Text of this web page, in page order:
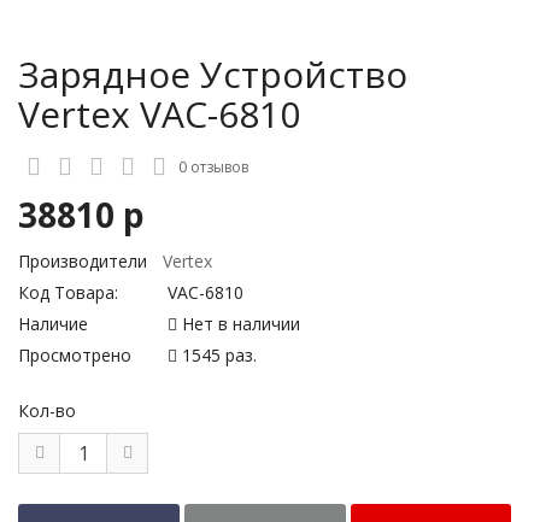
Зарядное Устройство
Vertex VAC-6810
0 отзывов
38810 р
Производители
Vertex
Код Товара:
VAC-6810
Наличие
Нет в наличии
Просмотрено
1545 раз.
Кол-во